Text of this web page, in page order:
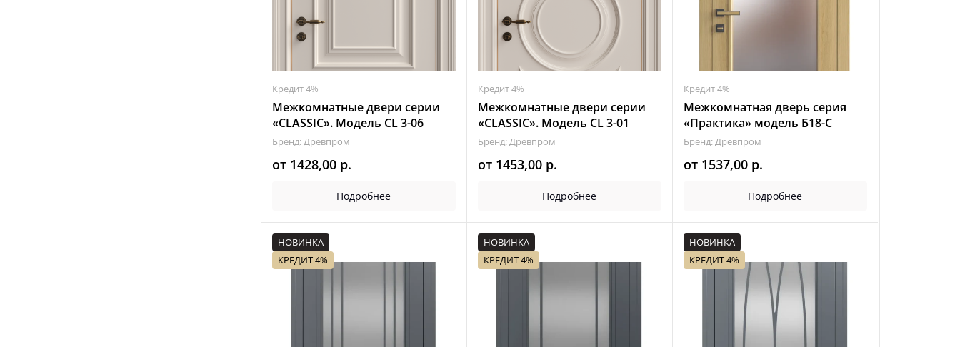
Кредит 4%
Межкомнатные двери серии
«CLASSIC». Модель CL 3-06
Бренд: Древпром
от 1428,00 р.
Подробнее
Кредит 4%
Межкомнатные двери серии
«CLASSIC». Модель CL 3-01
Бренд: Древпром
от 1453,00 р.
Подробнее
Кредит 4%
Межкомнатная дверь серия
«Практика» модель Б18-С
Бренд: Древпром
от 1537,00 р.
Подробнее
НОВИНКА
КРЕДИТ 4%
НОВИНКА
КРЕДИТ 4%
НОВИНКА
КРЕДИТ 4%